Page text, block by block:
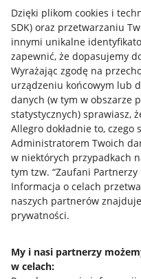
Dzięki plikom cookies i
SDK) oraz przetwarzaniu
innymi unikalne
zapewnić, że dopasujemy
Wyrażając zgodę na
urządzeniu końcowym lub
danych (w tym w obszarze
statystycznych) sprawiasz,
Allegro dokładnie to, czego
Administratorem Twoich
w niektórych przypadkach
tym tzw. “Zaufani Partnerzy
Informacja o celach
naszych partnerów
prywatności.
My i nasi partnerzy
w celach:
Przydatne informacje
Jak to działa
Allegro Gadane dla